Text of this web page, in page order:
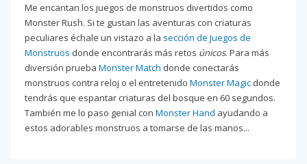
Me encantan los juegos de monstruos divertidos como
Monster Rush. Si te gustan las aventuras con criaturas
peculiares échale un vistazo a la sección de Juegos de
Monstruos donde encontrarás más retos únicos. Para más
diversión prueba Monster Match donde conectarás
monstruos contra reloj o el entretenido Monster Magic donde
tendrás que espantar criaturas del bosque en 60 segundos.
También me lo paso genial con Monster Hand ayudando a
estos adorables monstruos a tomarse de las manos...